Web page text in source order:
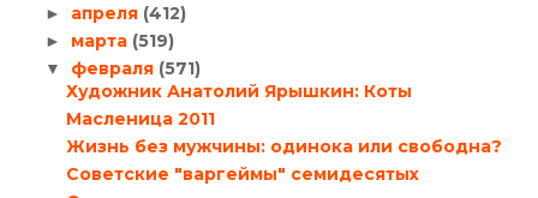
► апреля (412)
► марта (519)
▼ февраля (571)
Художник Анатолий Ярышкин: Коты
Масленица 2011
Жизнь без мужчины: одинока или свободна?
Советские "варгеймы" семидесятых